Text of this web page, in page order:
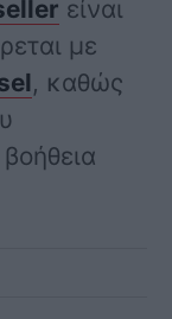
είναι
με
, καθώς